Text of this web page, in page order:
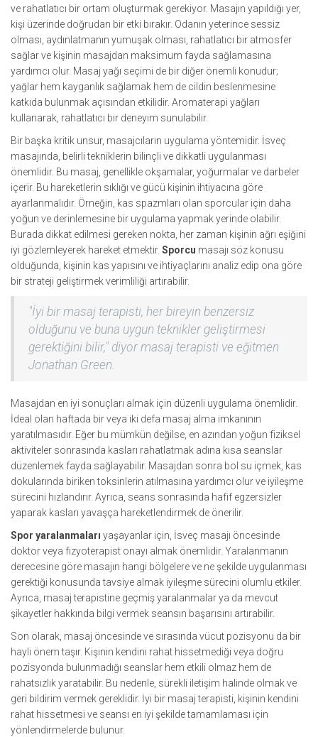
ve rahatlatıcı bir ortam oluşturmak gerekiyor. Masajın yapıldığı yer,
kişi üzerinde doğrudan bir etki bırakır. Odanın yeterince sessiz
olması, aydınlatmanın yumuşak olması, rahatlatıcı bir atmosfer
sağlar ve kişinin masajdan maksimum fayda sağlamasına
yardımcı olur. Masaj yağı seçimi de bir diğer önemli konudur;
yağlar hem kayganlık sağlamak hem de cildin beslenmesine
katkıda bulunmak açısından etkilidir. Aromaterapi yağları
kullanarak, rahatlatıcı bir deneyim sunulabilir.
Bir başka kritik unsur, masajcıların uygulama yöntemidir. İsveç
masajında, belirli tekniklerin bilinçli ve dikkatli uygulanması
önemlidir. Bu masaj, genellikle okşamalar, yoğurmalar ve darbeler
içerir. Bu hareketlerin sıklığı ve gücü kişinin ihtiyacına göre
ayarlanmalıdır. Örneğin, kas spazmları olan sporcular için daha
yoğun ve derinlemesine bir uygulama yapmak yerinde olabilir.
Burada dikkat edilmesi gereken nokta, her zaman kişinin ağrı eşiğini
iyi gözlemleyerek hareket etmektir. Sporcu masajı söz konusu
olduğunda, kişinin kas yapısını ve ihtiyaçlarını analiz edip ona göre
bir strateji geliştirmek verimliliği artırabilir.
"İyi bir masaj terapisti, her bireyin benzersiz
olduğunu ve buna uygun teknikler geliştirmesi
gerektiğini bilir," diyor masaj terapisti ve eğitmen
Jonathan Green.
Masajdan en iyi sonuçları almak için düzenli uygulama önemlidir.
İdeal olan haftada bir veya iki defa masaj alma imkanının
yaratılmasıdır. Eğer bu mümkün değilse, en azından yoğun fiziksel
aktiviteler sonrasında kasları rahatlatmak adına kısa seanslar
düzenlemek fayda sağlayabilir. Masajdan sonra bol su içmek, kas
dokularında biriken toksinlerin atılmasına yardımcı olur ve iyileşme
sürecini hızlandırır. Ayrıca, seans sonrasında hafif egzersizler
yaparak kasları yavaşça hareketlendirmek de önerilir.
Spor yaralanmaları yaşayanlar için, İsveç masajı öncesinde
doktor veya fizyoterapist onayı almak önemlidir. Yaralanmanın
derecesine göre masajın hangi bölgelere ve ne şekilde uygulanması
gerektiği konusunda tavsiye almak iyileşme sürecini olumlu etkiler.
Ayrıca, masaj terapistine geçmiş yaralanmalar ya da mevcut
şikayetler hakkında bilgi vermek seansın başarısını artırabilir.
Son olarak, masaj öncesinde ve sırasında vücut pozisyonu da bir
hayli önem taşır. Kişinin kendini rahat hissetmediği veya doğru
pozisyonda bulunmadığı seanslar hem etkili olmaz hem de
rahatsızlık yaratabilir. Bu nedenle, sürekli iletişim halinde olmak ve
geri bildirim vermek gereklidir. İyi bir masaj terapisti, kişinin kendini
rahat hissetmesi ve seansı en iyi şekilde tamamlaması için
yönlendirmelerde bulunur.